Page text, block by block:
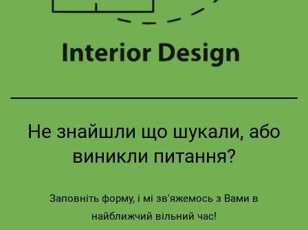
Не знайшли що шукали, або
виникли питання?
Заповніть форму, і мі зв'яжемось з Вами в
найближчий вільний час!